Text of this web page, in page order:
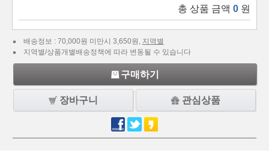
총 상품 금액 0 원
배송정보 : 70,000원 미만시 3,650원, 지역별
지역별/상품개별배송정책에 따라 변동될 수 있습니다
구매하기
장바구니 관심상품